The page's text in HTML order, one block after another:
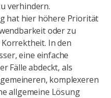
verhindern.
hat hier höhere Priorität
oder zu
In den
eine einfache
Fälle abdeckt, als
komplexeren
allgemeine Lösung